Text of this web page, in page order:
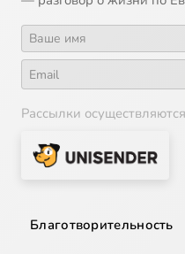
Рассылки
Благотворительность